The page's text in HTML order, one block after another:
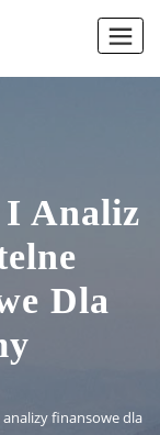
Analiz
Dla
finansowe dla